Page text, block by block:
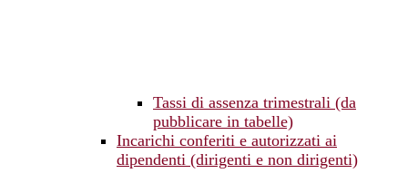
Tassi di assenza trimestrali (da
pubblicare in tabelle)
Incarichi conferiti e autorizzati ai
dipendenti (dirigenti e non dirigenti)